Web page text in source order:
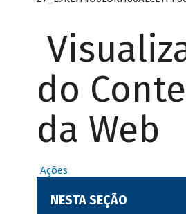
do
da Web
Ações
NESTA SEÇÃO